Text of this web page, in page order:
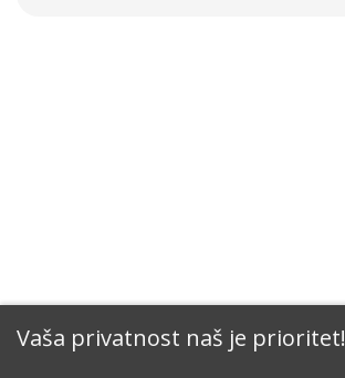
Vaša privatnost naš je prioritet!